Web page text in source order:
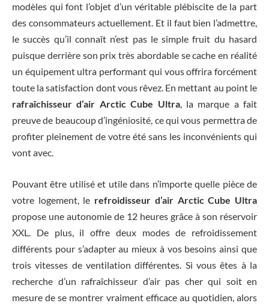
modèles qui font l’objet d’un véritable plébiscite de la part
des consommateurs actuellement. Et il faut bien l’admettre,
le succès qu’il connaît n’est pas le simple fruit du hasard
puisque derrière son prix très abordable se cache en réalité
un équipement ultra performant qui vous offrira forcément
toute la satisfaction dont vous rêvez. En mettant au point le
rafraîchisseur d’air Arctic Cube Ultra, la marque a fait
preuve de beaucoup d’ingéniosité, ce qui vous permettra de
profiter pleinement de votre été sans les inconvénients qui
vont avec.
Pouvant être utilisé et utile dans n’importe quelle pièce de
votre logement, le refroidisseur d’air Arctic Cube Ultra
propose une autonomie de 12 heures grâce à son réservoir
XXL. De plus, il offre deux modes de refroidissement
différents pour s’adapter au mieux à vos besoins ainsi que
trois vitesses de ventilation différentes. Si vous êtes à la
recherche d’un rafraîchisseur d’air pas cher qui soit en
mesure de se montrer vraiment efficace au quotidien, alors